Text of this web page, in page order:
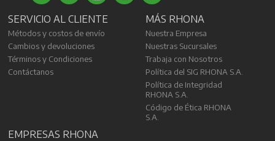
SERVICIO AL CLIENTE
Métodos y costos de envío
Cambios y devoluciones
Términos y Condiciones
Contáctanos
MÁS RHONA
Nuestra Empresa
Nuestras Sucursales
Trabaja con Nosotros
Política del SIG RHONA S.A.
Política de Integridad
RHONA S.A.
Código de Ética RHONA
S.A.
EMPRESAS RHONA